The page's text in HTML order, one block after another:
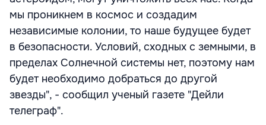
мы проникнем в космос и создадим
независимые колонии, то наше будущее будет
в безопасности. Условий, сходных с земными, в
пределах Солнечной системы нет, поэтому нам
будет необходимо добраться до другой
звезды", - сообщил ученый газете "Дейли
телеграф".